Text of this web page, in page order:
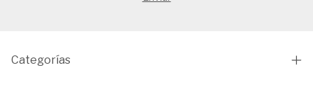
Categorías